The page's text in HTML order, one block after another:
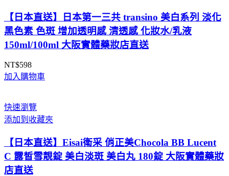
【日本直送】日本第一三共 transino 美白系列 淡化
黑色素 色斑 增加透明感 清透感 化妝水/乳液
150ml/100ml 大阪實體藥妝店直送
NT$598
加入購物車
快速瀏覽
添加到收藏夾
【日本直送】Eisai衛采 俏正美Chocola BB Lucent
C 露皙雪靚錠 美白淡斑 美白丸 180錠 大阪實體藥妝
店直送